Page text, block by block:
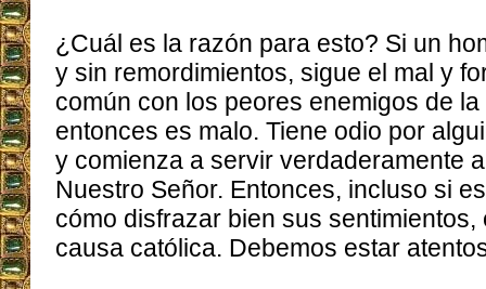
¿Cuál es la razón para esto? Si un
y sin remordimientos, sigue el mal y
común con los peores enemigos de
entonces es malo. Tiene odio por
y comienza a servir verdaderamente
Nuestro Señor. Entonces, incluso si
cómo disfrazar bien sus sentimientos,
causa católica. Debemos estar